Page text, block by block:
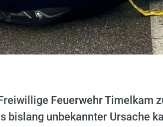
Feuerwehr Timelkam
bislang unbekannter Ursache